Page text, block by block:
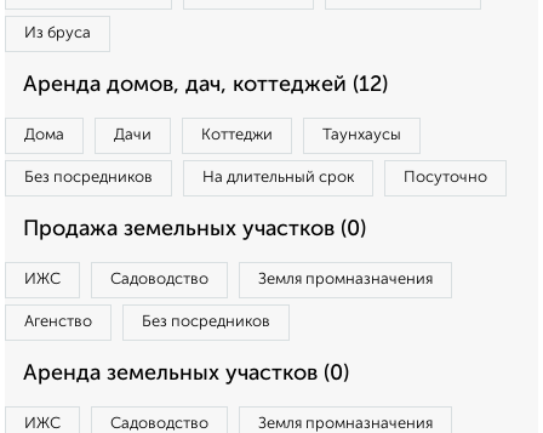
Из бруса
Аренда домов, дач, коттеджей (12)
Дома Дачи Коттеджи Таунхаусы
Без посредников На длительный срок Посуточно
Продажа земельных участков (0)
ИЖС Садоводство Земля промназначения
Агенство Без посредников
Аренда земельных участков (0)
ИЖС Садоводство Земля промназначения